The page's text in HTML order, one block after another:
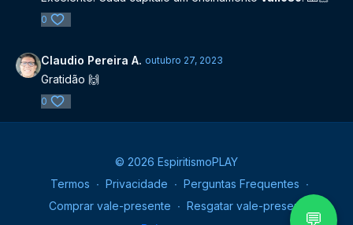
💬
0
Claudio Pereira A. outubro 27, 2023
Gratidão 🙌
0
© 2026 EspiritismoPLAY
Termos ∙ Privacidade ∙ Perguntas Frequentes ∙
Comprar vale-presente ∙ Resgatar vale-presente